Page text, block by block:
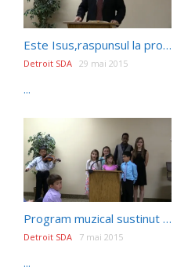
Este Isus,raspunsul la problemele lumii moderne ? – Laurentiu Otlacan
Detroit SDA 29 mai 2015
...
Program muzical sustinut de elevii scolii elementare adventiste din Ann Arbor,Michigan
Detroit SDA 7 mai 2015
...